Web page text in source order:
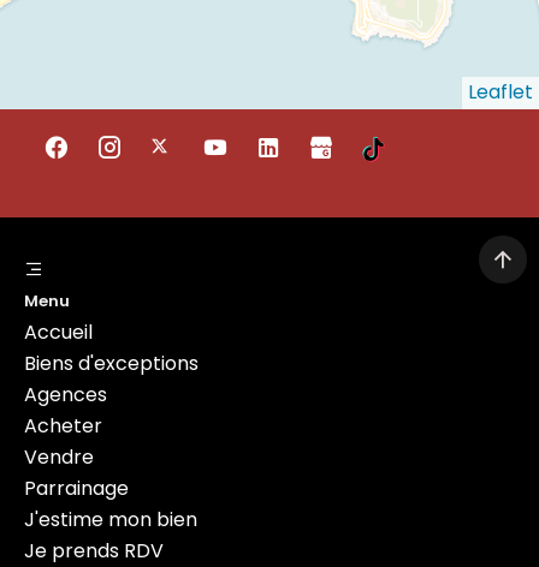
Leaflet
Menu
Accueil
Biens d'exceptions
Agences
Acheter
Vendre
Parrainage
J'estime mon bien
Je prends RDV